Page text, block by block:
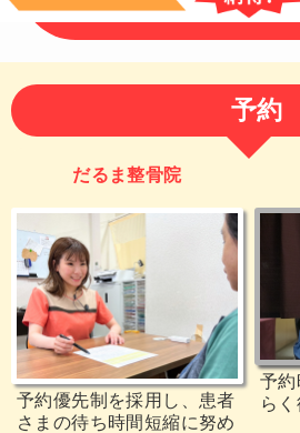
予約
だるま整骨院
予約優先制を採用し、患者
さまの待ち時間短縮に努め
予約
らく